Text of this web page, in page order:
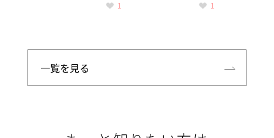
1 1
一覧を見る